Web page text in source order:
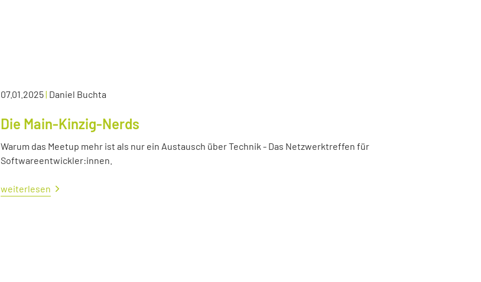
07.01.2025| Daniel Buchta
Die Main-Kinzig-Nerds
Warum das Meetup mehr ist als nur ein Austausch über Technik - Das Netzwerktreffen für
Softwareentwickler:innen.
weiterlesen